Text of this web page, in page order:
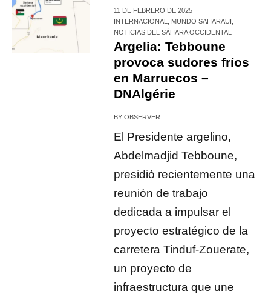
11 DE FEBRERO DE 2025
INTERNACIONAL
MUNDO SAHARAUI
NOTICIAS DEL SÁHARA OCCIDENTAL
Argelia: Tebboune
provoca sudores fríos
en Marruecos –
DNAlgérie
BYOBSERVER
El Presidente argelino,
Abdelmadjid Tebboune,
presidió recientemente una
reunión de trabajo
dedicada a impulsar el
proyecto estratégico de la
carretera Tinduf-Zouerate,
un proyecto de
infraestructura que une